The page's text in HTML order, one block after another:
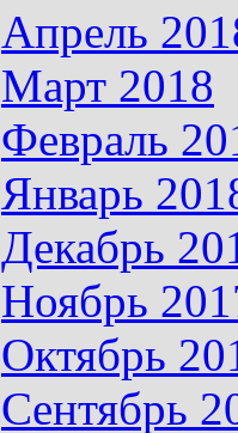
Апрель
Март 2018
Февраль
Январь
Декабрь
Ноябрь
Октябрь
Сентябрь